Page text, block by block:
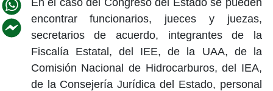
encontrar funcionarios, jueces y juezas,
secretarios de acuerdo, integrantes de la
Fiscalía Estatal, del IEE, de la UAA, de la
Comisión Nacional de Hidrocarburos, del IEA,
de la Consejería Jurídica del Estado, personal